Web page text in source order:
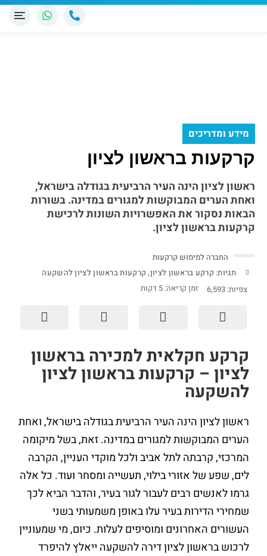
מידע ומדריכים
קרקעות בראשון לציון
ראשון לציון הינה העיר הרביעית בגודלה בישראל,
ואחת הערים המבוקשות למגורים במדינה. בשורות
הבאות נסקור את האפשרויות השונות לרכישת
קרקעות בראשון לציון.
החברה למימוש קרקעות
תגיות: קרקע בראשון לציון, קרקעות בראשון לציון להשקעה
צפיות: 6,593 זמן קריאה: 5 דקות
קרקע חקלאית למכירה בראשון
לציון – קרקעות בראשון לציון
להשקעה
ראשון לציון הינה העיר הרביעית בגודלה בישראל, ואחת
הערים המבוקשות למגורים במדינה. זאת, בשל מיקומה
המרכזי, קרבתה לתל אביב ולכל מוקדי העניין, הקרבה
לים, שפע של אזורי בילוי, תעשייה ומסחר ועוד. כל אלה
גרמו לאנשים רבים לעבור לגור בעיר, והדבר הביא לכך
שמחירי הדירות בעיר עלו באופן משמעותי בשני
העשורים האחרונים ומוסיפים לעלות. כיום, מי שמעוניין
לרכוש בראשון לציון דירה להשקעה ייאלץ להיפרד